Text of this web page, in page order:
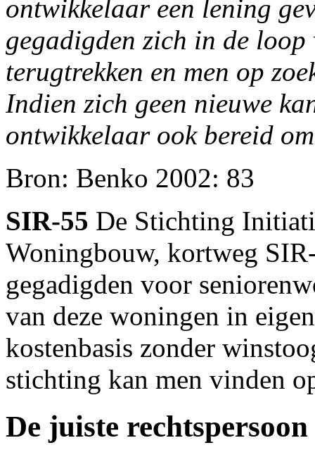
ontwikkelaar een lening
gegadigden zich in de
terugtrekken en men op
Indien zich geen nieuwe
ontwikkelaar ook bereid
Bron: Benko 2002: 83
SIR-55 De Stichting
Woningbouw, kortweg
gegadigden voor
van deze woningen in
kostenbasis zonder
stichting kan men vinden
De juiste rechtspersoon